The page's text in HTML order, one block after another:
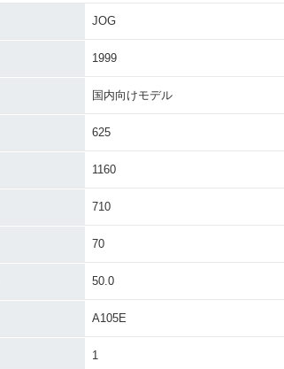
2015年 JOG・カラーチ
JOG
1999
国内向けモデル
625
1160
710
70
50.0
A105E
1